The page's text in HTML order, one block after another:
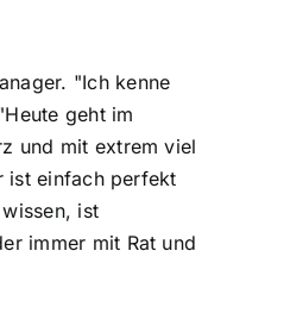
"Ich kenne
geht im
und mit extrem viel
ist einfach perfekt
ist
immer mit Rat und